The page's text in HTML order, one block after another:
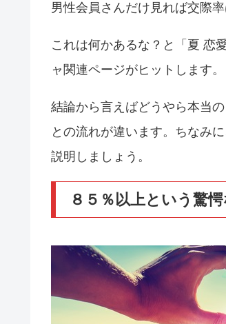
男性会員さんだけ見れば交際
これは何かあるな？と「夏 恋
ャ関連ページがヒットします
結論から言えばどうやら本当
との流れが違います。ちなみ
説明しましょう。
８５％以上という驚